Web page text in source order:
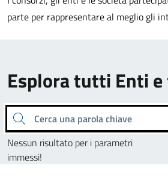
parte per rappresentare al meglio gli
Esplora tutti Enti
Cerca una parola chiave
Nessun risultato per i parametri
immessi!